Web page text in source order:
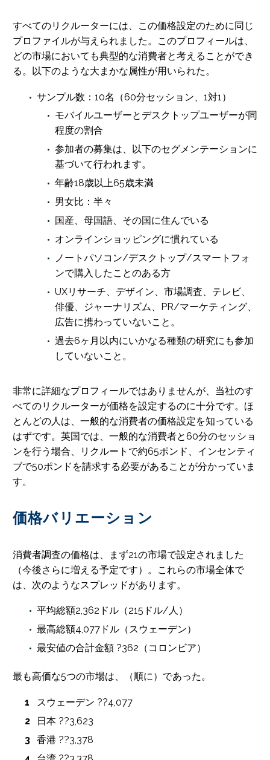
すべてのリクルーターには、この価格設定のために同じ
プロファイルが与えられました。このプロフィールは、
どの市場においても典型的な消費者と考えることができ
る。以下のような大まかな属性が用いられた。
サンプル数：10名（60分セッション、1対1）
モバイルユーザーとデスクトップユーザーが同
程度の割合
参加者の募集は、以下のセグメンテーションに
基づいて行われます。
年齢18歳以上65歳未満
男女比：半々
国産、母国語、その国に住んでいる
オンラインショッピングに慣れている
ノートパソコン/デスクトップ/スマートフォ
ンで購入したことのある方
UXリサーチ、デザイン、市場調査、テレビ、
俳優、ジャーナリズム、PR/マーケティング、
広告に携わっていないこと。
過去6ヶ月以内にいかなる種類の研究にも参加
していないこと。
非常に詳細なプロフィールではありませんが、当社のす
べてのリクルーターが価格を設定するのに十分です。ほ
とんどの人は、一般的な消費者の価格設定を知っている
はずです。英国では、一般的な消費者と60分のセッショ
ンを行う場合、リクルートで約65ポンド、インセンティ
ブで50ポンドを請求する必要があることが分かっていま
す。
価格バリエーション
消費者調査の価格は、まず21の市場で設定されました
（今後さらに増える予定です）。これらの市場全体で
は、次のようなスプレッドがあります。
平均総額2,362ドル（215ドル/人）
最高総額4,077ドル（スウェーデン）
最安値の合計金額 ?362（コロンビア）
最も高価な5つの市場は、（順に）であった。
スウェーデン ??4,077
日本 ??3,623
香港 ??3,378